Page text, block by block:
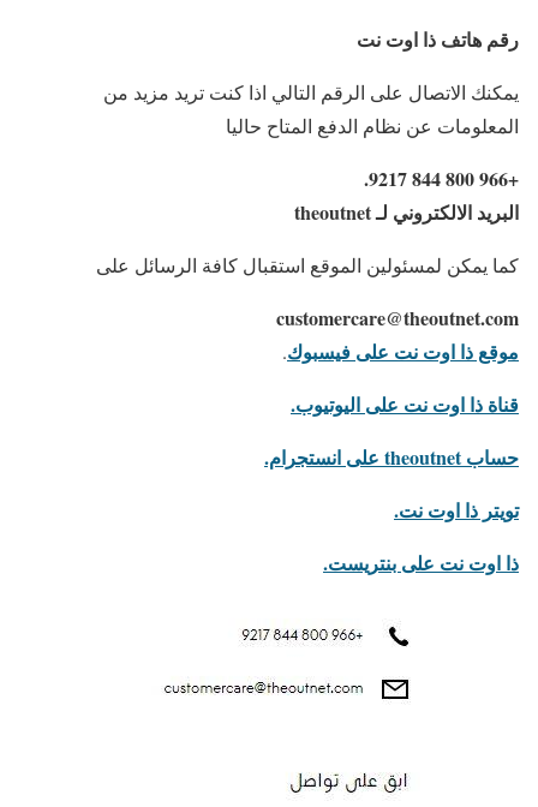
رقم هاتف ذا اوت نت
يمكنك الاتصال على الرقم التالي اذا كنت تريد مزيد من
المعلومات عن نظام الدفع المتاح حاليا
+966 800 844 9217.
البريد الالكتروني لـ theoutnet
كما يمكن لمسئولين الموقع استقبال كافة الرسائل على
customercare@theoutnet.com
موقع ذا اوت نت على فيسبوك.
قناة ذا اوت نت على اليوتيوب.
حساب theoutnet على انستجرام.
تويتر ذا اوت نت.
ذا اوت نت على بنتريست.